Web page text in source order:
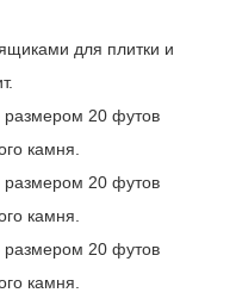
для плитки и
20 футов
камня.
20 футов
камня.
20 футов
камня.